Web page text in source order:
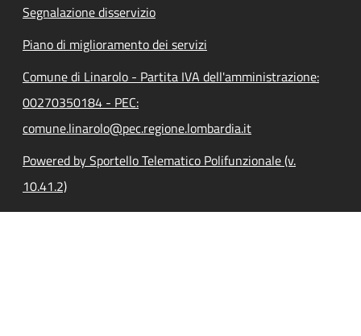
Segnalazione disservizio
Piano di miglioramento dei servizi
Comune di Linarolo - Partita IVA dell'amministrazione:
00270350184 - PEC:
comune.linarolo@pec.regione.lombardia.it
Powered by Sportello Telematico Polifunzionale (v.
10.41.2)